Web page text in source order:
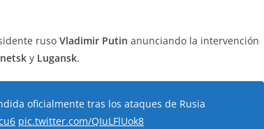
ruso Vladimir Putin anunciando la intervención
y Lugansk.
oficialmente tras los ataques de Rusia
pic.twitter.com/QIuLFlUok8